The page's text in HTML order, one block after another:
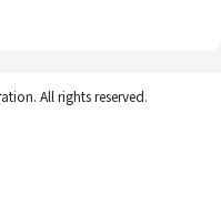
All rights reserved.